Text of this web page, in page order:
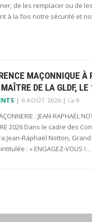
de les remplacer ou de
à la fois notre sécurité et
MAÇONNIQUE
DE LA GLDF,
| 6 AOÛT 2026 |
0
: JEAN-RAPHAËL
2026 Dans le cadre des
Jean-Raphaël Notton,
: « ENGAGEZ-VOUS !…